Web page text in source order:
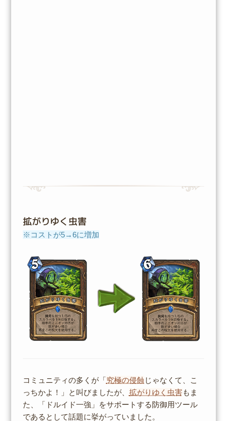
拡がりゆく虫害
※コストが5→6に増加
コミュニティの多くが「究極の侵蝕 じゃなくて、こ
っちかよ！」と叫びましたが、 拡がりゆく虫害もま
た、「ドルイド一強」をサポートする防御用ツール
であるとして話題に挙がっていました。